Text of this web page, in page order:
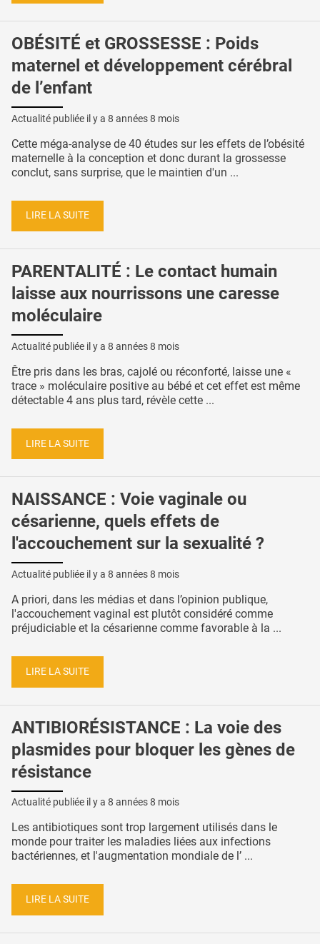
OBÉSITÉ et GROSSESSE : Poids
maternel et développement cérébral
de l’enfant
Actualité publiée il y a 8 années 8 mois
Cette méga-analyse de 40 études sur les effets de l’obésité
maternelle à la conception et donc durant la grossesse
conclut, sans surprise, que le maintien d'un ...
LIRE LA SUITE
PARENTALITÉ : Le contact humain
laisse aux nourrissons une caresse
moléculaire
Actualité publiée il y a 8 années 8 mois
Être pris dans les bras, cajolé ou réconforté, laisse une «
trace » moléculaire positive au bébé et cet effet est même
détectable 4 ans plus tard, révèle cette ...
LIRE LA SUITE
NAISSANCE : Voie vaginale ou
césarienne, quels effets de
l'accouchement sur la sexualité ?
Actualité publiée il y a 8 années 8 mois
A priori, dans les médias et dans l’opinion publique,
l'accouchement vaginal est plutôt considéré comme
préjudiciable et la césarienne comme favorable à la ...
LIRE LA SUITE
ANTIBIORÉSISTANCE : La voie des
plasmides pour bloquer les gènes de
résistance
Actualité publiée il y a 8 années 8 mois
Les antibiotiques sont trop largement utilisés dans le
monde pour traiter les maladies liées aux infections
bactériennes, et l'augmentation mondiale de l’ ...
LIRE LA SUITE